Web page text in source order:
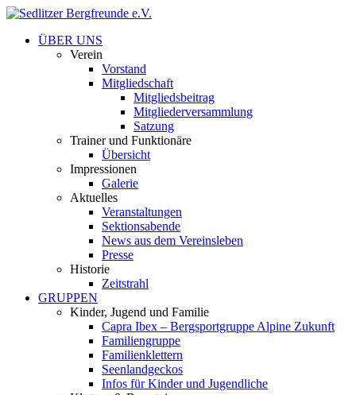
ÜBER UNS
Verein
Vorstand
Mitgliedschaft
Mitgliedsbeitrag
Mitgliederversammlung
Satzung
Trainer und Funktionäre
Übersicht
Impressionen
Galerie
Aktuelles
Veranstaltungen
Sektionsabende
News aus dem Vereinsleben
Presse
Historie
Zeitstrahl
GRUPPEN
Kinder, Jugend und Familie
Capra Ibex – Bergsportgruppe Alpine Zukunft
Familiengruppe
Familienklettern
Seenlandgeckos
Infos für Kinder und Jugendliche